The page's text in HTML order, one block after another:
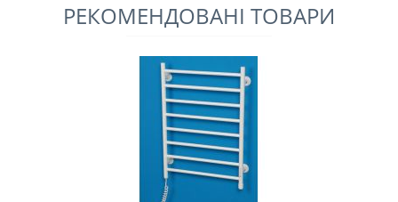
РЕКОМЕНДОВАНІ ТОВАРИ